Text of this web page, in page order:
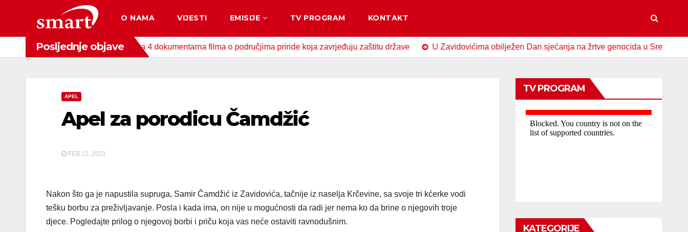
content
O NAMA VIJESTI EMISIJE TV PROGRAM KONTAKT
Posljednje objave
za zaštitu okoliša snimljena 4 dokumentarna filma o područjima priride koja zavrjeđuju zaštitu države U Zavidovićima obilježen Dan sjećanja na žrtve genocida u Srebrenici
APEL
Apel za porodicu Čamdžić
FEB 12, 2021
Nakon što ga je napustila supruga, Samir Čamdžić iz Zavidovića, tačnije iz naselja Krčevine, sa svoje tri kćerke vodi
tešku borbu za preživljavanje. Posla i kada ima, on nije u mogućnosti da radi jer nema ko da brine o njegovih troje
djece. Pogledajte prilog o njegovoj borbi i priču koja vas neće ostaviti ravnodušnim.
TV PROGRAM
KATEGORIJE